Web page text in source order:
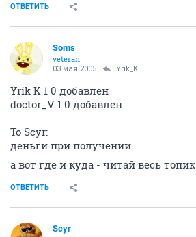
ОТВЕТИТЬ
Soms
veteran
03 мая 2005 Yrik_K
Yrik K 1 0 добавлен
doctor_V 1 0 добавлен
To Scyr:
деньги при получении
а вот где и куда - читай весь топик
ОТВЕТИТЬ
Scyr